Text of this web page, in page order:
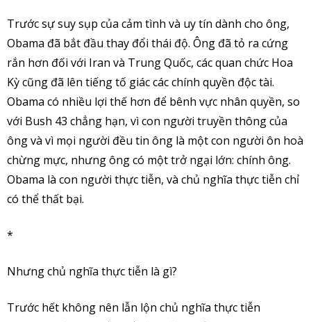
Trước sự suy sụp của cảm tình và uy tín dành cho ông,
Obama đã bắt đầu thay đổi thái độ. Ông đã tỏ ra cứng
rắn hơn đối với Iran và Trung Quốc, các quan chức Hoa
Kỳ cũng đã lên tiếng tố giác các chính quyền độc tài.
Obama có nhiều lợi thế hơn để bênh vực nhân quyền, so
với Bush 43 chẳng hạn, vì con người truyền thông của
ông và vì mọi người đều tin ông là một con người ôn hoà
chừng mực, nhưng ông có một trở ngại lớn: chính ông.
Obama là con người thực tiễn, và chủ nghĩa thực tiễn chỉ
có thể thất bại.
*
Nhưng chủ nghĩa thực tiễn là gì?
Trước hết không nên lẫn lộn chủ nghĩa thực tiễn